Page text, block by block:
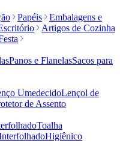
Papéis
Embalagens e
Artigos de Cozinha
Panos e FlanelasSacos para
UmedecidoLençol de
de Assento
Toalha
Higiênico